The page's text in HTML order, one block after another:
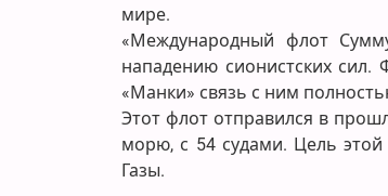
мире.
«Международный флот
нападению сионистских сил.
«Манки» связь с ним
Этот флот отправился в
морю, с 54 судами. Цель
Газы.